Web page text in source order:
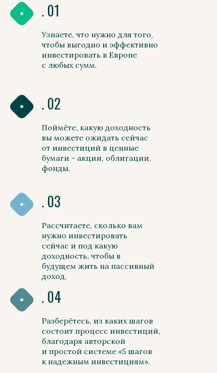
. 01
Узнаете, что нужно для того,
чтобы выгодно и эффективно
инвестировать в Европе
с любых сумм.
Поймёте, какую доходность
вы можете ожидать сейчас
от инвестиций в ценные
бумаги - акции, облигации,
фонды.
. 02
. 03
Рассчитаете, сколько вам
нужно инвестировать
сейчас и под какую
доходность, чтобы в
будущем жить на пассивный
доход.
Разберётесь, из каких шагов
состоит процесс инвестиций,
благодаря авторской
и простой системе «5 шагов
к надежным инвестициям».
. 04